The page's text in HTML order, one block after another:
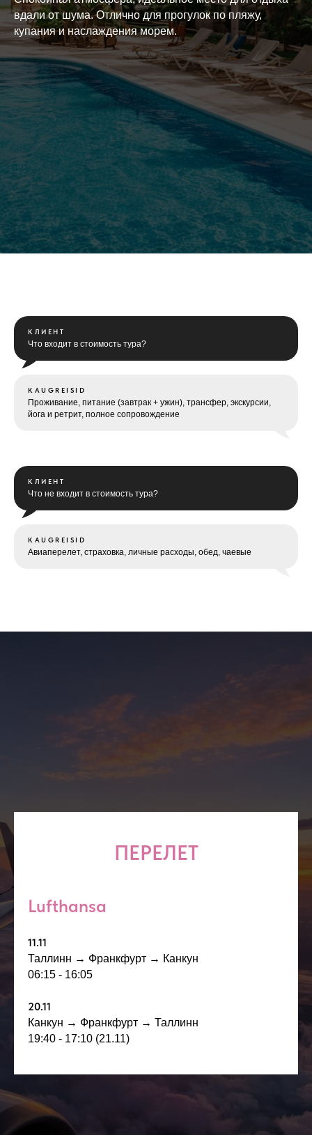
вдали от шума. Отлично для прогулок по пляжу,
купания и наслаждения морем.
КЛИЕНТ
Что входит в стоимость тура?
KAUGREISID
Проживание, питание (завтрак + ужин), трансфер, экскурсии,
йога и ретрит, полное сопровождение
КЛИЕНТ
Что не входит в стоимость тура?
KAUGREISID
Авиаперелет, страховка, личные расходы, обед, чаевые
ПЕРЕЛЕТ
Lufthansa
11.11
Таллинн → Франкфурт → Канкун
06:15 - 16:05
20.11
Канкун → Франкфурт → Таллинн
19:40 - 17:10 (21.11)